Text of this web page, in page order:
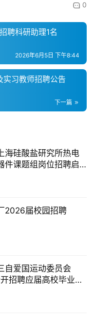
0
聘科研助理1名
2026年6月5日 下午8:44
习教师招聘公告
下一篇
海硅酸盐研究所热电
件课题组岗位招聘启
2026届校园招聘
自爱国运动委员会
招聘应届高校毕业生